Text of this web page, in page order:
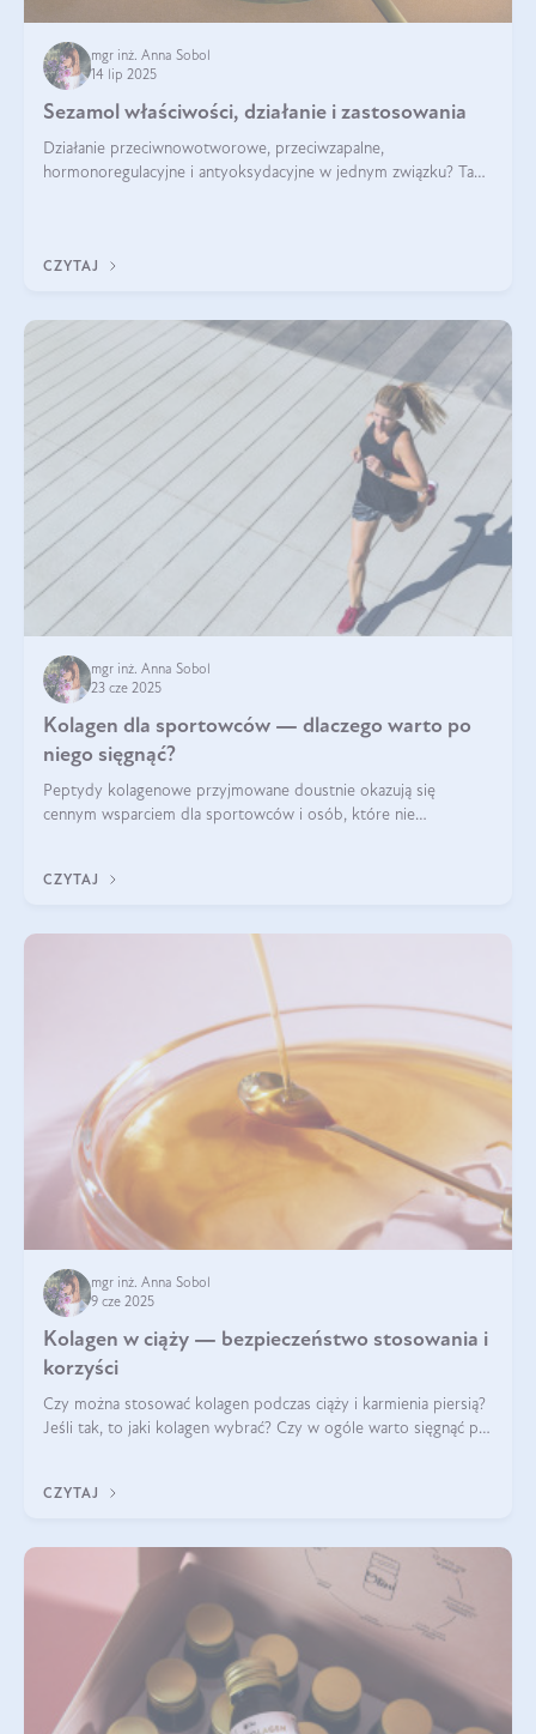
mgr inż. Anna Sobol
14 lip 2025
Sezamol właściwości, działanie i zastosowania
Działanie przeciwnowotworowe, przeciwzapalne,
hormonoregulacyjne i antyoksydacyjne w jednym związku? Tak
CZYTAJ
mgr inż. Anna Sobol
23 cze 2025
Kolagen dla sportowców — dlaczego warto po
niego sięgnąć?
Peptydy kolagenowe przyjmowane doustnie okazują się
cennym wsparciem dla sportowców i osób, które nie
CZYTAJ
mgr inż. Anna Sobol
9 cze 2025
Kolagen w ciąży — bezpieczeństwo stosowania i
korzyści
Czy można stosować kolagen podczas ciąży i karmienia piersią?
Jeśli tak, to jaki kolagen wybrać? Czy w ogóle warto sięgnąć po
CZYTAJ